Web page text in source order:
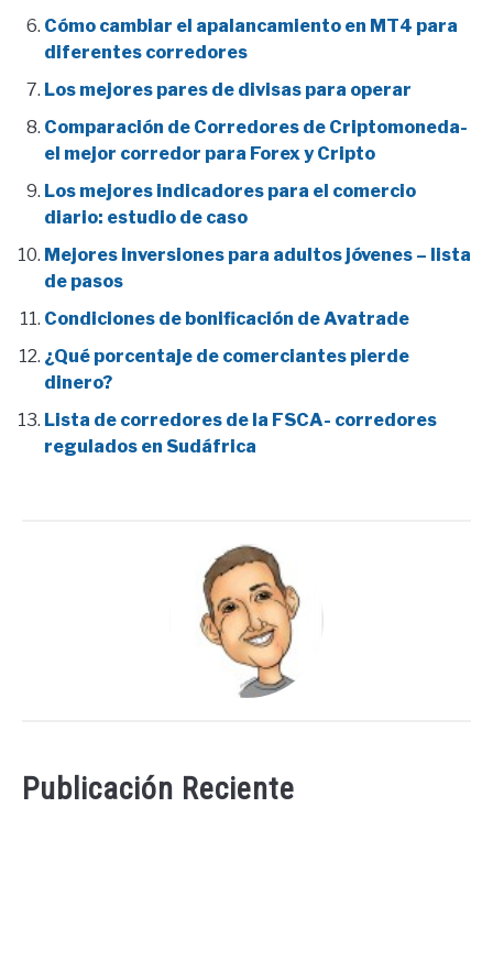
Cómo cambiar el apalancamiento en MT4 para
diferentes corredores
Los mejores pares de divisas para operar
Comparación de Corredores de Criptomoneda-
el mejor corredor para Forex y Cripto
Los mejores indicadores para el comercio
diario: estudio de caso
Mejores inversiones para adultos jóvenes – lista
de pasos
Condiciones de bonificación de Avatrade
¿Qué porcentaje de comerciantes pierde
dinero?
Lista de corredores de la FSCA- corredores
regulados en Sudáfrica
Publicación Reciente